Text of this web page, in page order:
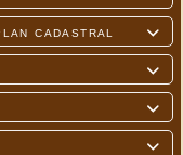

cadastral


